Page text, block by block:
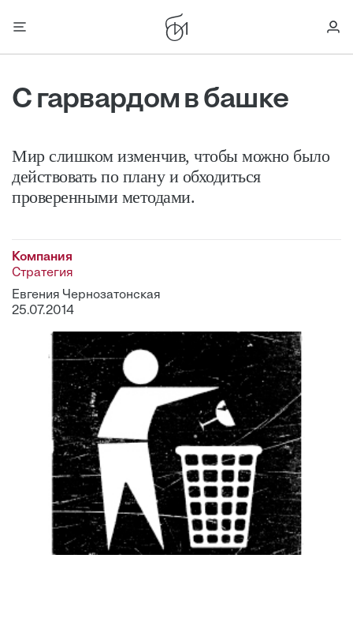
С гарвардом в башке
Мир слишком изменчив, чтобы можно было
действовать по плану и обходиться
проверенными методами.
Компания
Стратегия
Евгения Чернозатонская
25.07.2014